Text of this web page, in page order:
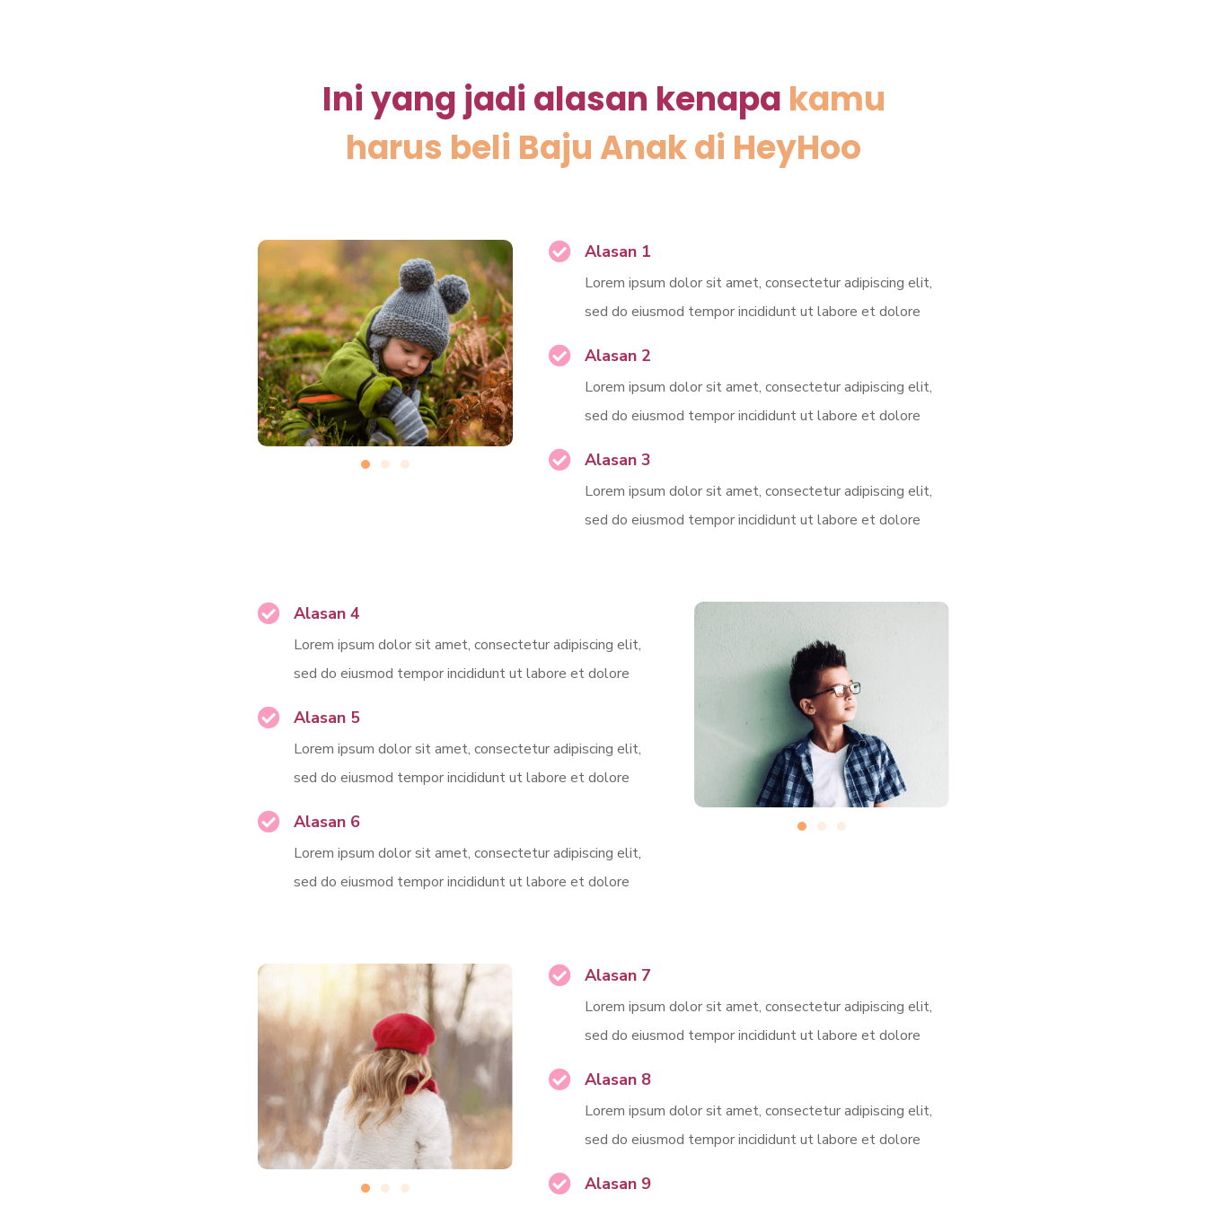
Ini yang jadi alasan kenapa kamu
harus beli Baju Anak di HeyHoo
Alasan 1
Lorem ipsum dolor sit amet, consectetur adipiscing elit,
sed do eiusmod tempor incididunt ut labore et dolore
Alasan 2
Lorem ipsum dolor sit amet, consectetur adipiscing elit,
sed do eiusmod tempor incididunt ut labore et dolore
Alasan 3
Lorem ipsum dolor sit amet, consectetur adipiscing elit,
sed do eiusmod tempor incididunt ut labore et dolore
Alasan 4
Lorem ipsum dolor sit amet, consectetur adipiscing elit,
sed do eiusmod tempor incididunt ut labore et dolore
Alasan 5
Lorem ipsum dolor sit amet, consectetur adipiscing elit,
sed do eiusmod tempor incididunt ut labore et dolore
Alasan 6
Lorem ipsum dolor sit amet, consectetur adipiscing elit,
sed do eiusmod tempor incididunt ut labore et dolore
Alasan 7
Lorem ipsum dolor sit amet, consectetur adipiscing elit,
sed do eiusmod tempor incididunt ut labore et dolore
Alasan 8
Lorem ipsum dolor sit amet, consectetur adipiscing elit,
sed do eiusmod tempor incididunt ut labore et dolore
Alasan 9